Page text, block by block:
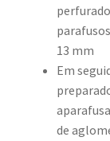
13 mm
Em
de